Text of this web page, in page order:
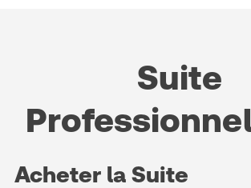
Suite
Acheter la Suite